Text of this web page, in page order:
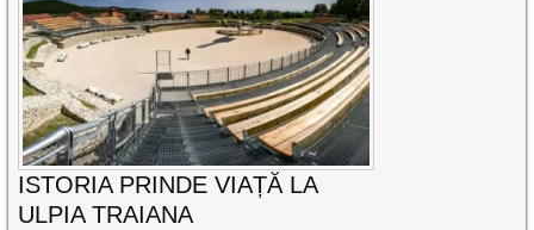
ISTORIA PRINDE VIAȚĂ LA
ULPIA TRAIANA